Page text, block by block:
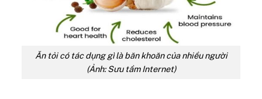
Ăn tỏi có tác dụng gì là băn khoăn của nhiều người
(Ảnh: Sưu tầm Internet)